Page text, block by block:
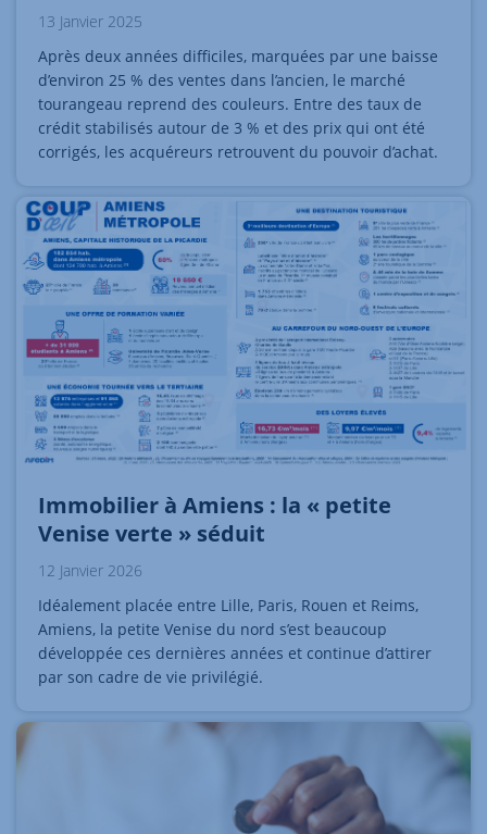
13 Janvier 2025
Après deux années difficiles, marquées par une baisse
d’environ 25 % des ventes dans l’ancien, le marché
tourangeau reprend des couleurs. Entre des taux de
crédit stabilisés autour de 3 % et des prix qui ont été
corrigés, les acquéreurs retrouvent du pouvoir d’achat.
Immobilier à Amiens : la « petite
Venise verte » séduit
12 Janvier 2026
Idéalement placée entre Lille, Paris, Rouen et Reims,
Amiens, la petite Venise du nord s’est beaucoup
développée ces dernières années et continue d’attirer
par son cadre de vie privilégié.